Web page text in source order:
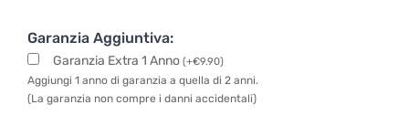
Garanzia Aggiuntiva:
Garanzia Extra 1 Anno (+€9.90)
Aggiungi 1 anno di garanzia a quella di 2 anni.
(La garanzia non compre i danni accidentali)